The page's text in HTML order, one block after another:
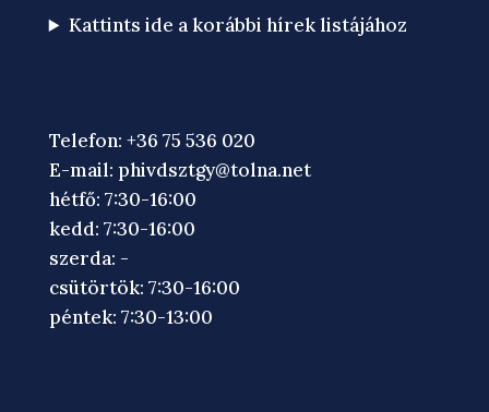
Kattints ide a korábbi hírek listájához
Telefon: +36 75 536 020
E-mail: phivdsztgy@tolna.net
hétfő: 7:30-16:00
kedd: 7:30-16:00
szerda: -
csütörtök: 7:30-16:00
péntek: 7:30-13:00